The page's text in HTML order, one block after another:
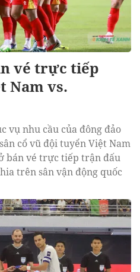
vé trực tiếp
Nam vs.
vụ nhu cầu của đông đảo
cổ vũ đội tuyển Việt Nam
bán vé trực tiếp trận đấu
trên sân vận động quốc